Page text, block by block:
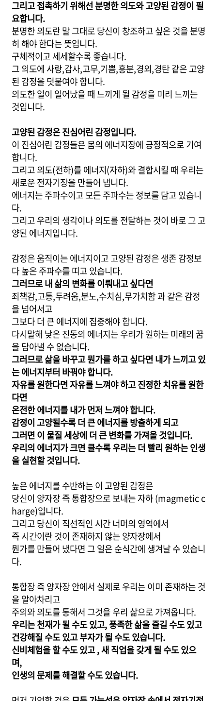
그리고 접촉하기 위해선 분명한 의도와 고양된 감정이 필
요합니다.
분명한 의도란 말 그대로 당신이 창조하고 싶은 것을 분명
히 해야 한다는 뜻입니다.
구체적이고 세세할수록 좋습니다.
그 의도에 사랑,감사,고무,기쁨,흥분,경외,경탄 같은 고양
된 감정을 덧붙여야 합니다.
의도한 일이 일어났을 때 느끼게 될 감정을 미리 느끼는
것입니다.
고양된 감정은 진심어린 감정입니다.
이 진심어린 감정들은 몸의 에너지장에 긍정적으로 기여
합니다.
그리고 의도(전하)를 에너지(자하)와 결합시킬 때 우리는
새로운 전자기장을 만들어 냅니다.
에너지는 주파수이고 모든 주파수는 정보를 담고 있습니
다.
그리고 우리의 생각이나 의도를 전달하는 것이 바로 그 고
양된 에너지입니다.
감정은 움직이는 에너지이고 고양된 감정은 생존 감정보
다 높은 주파수를 띠고 있습니다.
그러므로 내 삶의 변화를 이뤄내고 싶다면
죄책감,고통,두려움,분노,수치심,무가치함 과 같은 감정
을 넘어서고
그보다 더 큰 에너지에 집중해야 합니다.
다시말해 낮은 진동의 에너지는 우리가 원하는 미래의 꿈
을 담아낼 수 없습니다.
그러므로 삶을 바꾸고 뭔가를 하고 싶다면 내가 느끼고 있
는 에너지부터 바꿔야 합니다.
자유를 원한다면 자유를 느껴야 하고 진정한 치유를 원한
다면
온전한 에너지를 내가 먼저 느껴야 합니다.
감정이 고양될수록 더 큰 에너지를 방출하게 되고
그러면 이 물질 세상에 더 큰 변화를 가져올 것입니다.
우리의 에너지가 크면 클수록 우리는 더 빨리 원하는 인생
을 실현할 것입니다.
높은 에너지를 수반하는 이 고양된 감정은
당신이 양자장 즉 통합장으로 보내는 자하 (magmetic c
harge)입니다.
그리고 당신이 직선적인 시간 너머의 영역에서
즉 시간이란 것이 존재하지 않는 양자장에서
뭔가를 만들어 냈다면 그 일은 순식간에 생겨날 수 있습니
다.
통합장 즉 양자장 안에서 실제로 우리는 이미 존재하는 것
을 알아차리고
주의와 의도를 통해서 그것을 우리 삶으로 가져옵니다.
우리는 천재가 될 수도 있고, 풍족한 삶을 즐길 수도 있고
건강해질 수도 있고 부자가 될 수도 있습니다.
신비체험을 할 수도 있고 , 새 직업을 갖게 될 수도 있으
며,
인생의 문제를 해결할 수도 있습니다.